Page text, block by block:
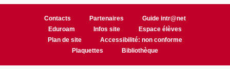
Contacts Partenaires
Guide intr@net
Eduroam
Infos site
Espace élèves
Plan de site
Accessibilité: non conforme
Plaquettes
Bibliothèque